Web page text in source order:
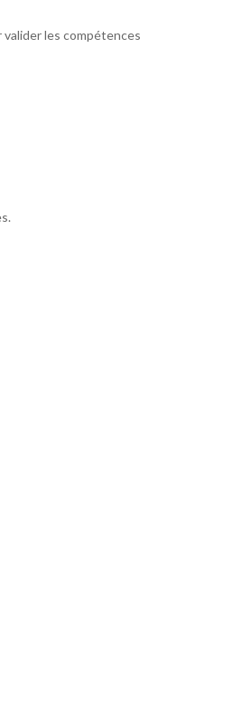
les compétences